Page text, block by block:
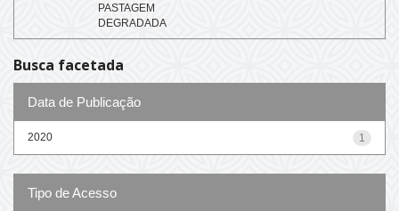
PASTAGEM
DEGRADADA
Busca facetada
Data de Publicação
1
2020
Tipo de Acesso